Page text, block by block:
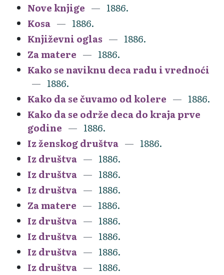
Nove knjige
1886.
Kosa
1886.
Književni oglas
1886.
Za matere
1886.
Kako se naviknu deca radu i vrednoći
1886.
Kako da se čuvamo od kolere
1886.
Kako da se održe deca do kraja prve
godine
1886.
Iz ženskog društva
1886.
Iz društva
1886.
Iz društva
1886.
Iz društva
1886.
Za matere
1886.
Iz društva
1886.
Iz društva
1886.
Iz društva
1886.
Iz društva
1886.